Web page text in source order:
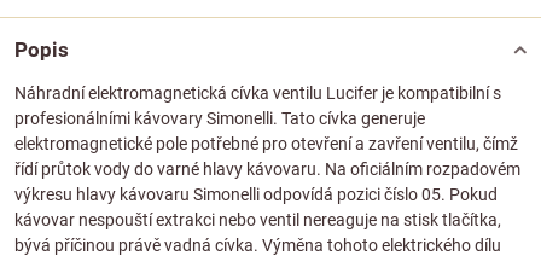
Popis
Náhradní elektromagnetická cívka ventilu Lucifer je kompatibilní s
profesionálními kávovary Simonelli. Tato cívka generuje
elektromagnetické pole potřebné pro otevření a zavření ventilu, čímž
řídí průtok vody do varné hlavy kávovaru. Na oficiálním rozpadovém
výkresu hlavy kávovaru Simonelli odpovídá pozici číslo 05. Pokud
kávovar nespouští extrakci nebo ventil nereaguje na stisk tlačítka,
bývá příčinou právě vadná cívka. Výměna tohoto elektrického dílu